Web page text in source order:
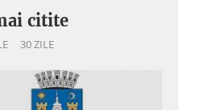
citite
30 ZILE